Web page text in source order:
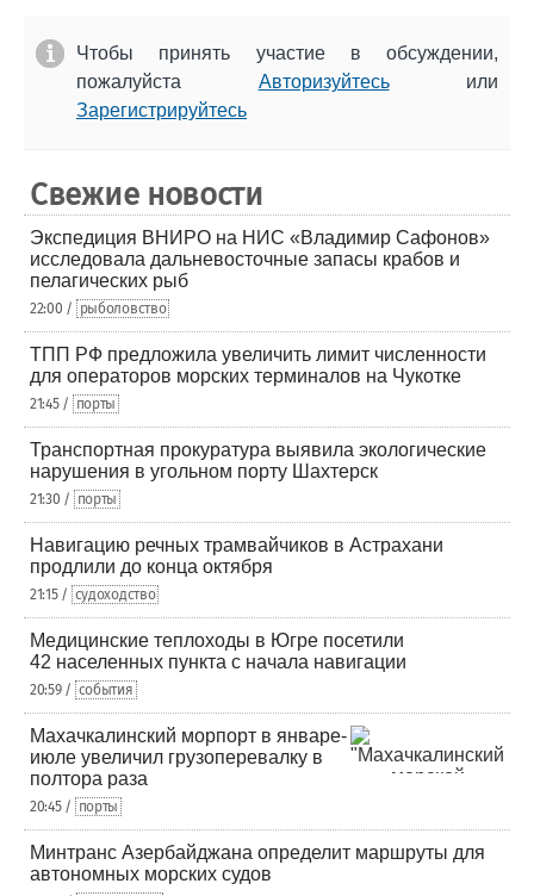
Чтобы принять участие в обсуждении,
пожалуйста Авторизуйтесьили
Зарегистрируйтесь
Свежие новости
Экспедиция ВНИРО на НИС «Владимир Сафонов»
исследовала дальневосточные запасы крабов и
пелагических рыб
22:00 / рыболовство
ТПП РФ предложила увеличить лимит численности
для операторов морских терминалов на Чукотке
21:45 / порты
Транспортная прокуратура выявила экологические
нарушения в угольном порту Шахтерск
21:30 / порты
Навигацию речных трамвайчиков в Астрахани
продлили до конца октября
21:15 / судоходство
Медицинские теплоходы в Югре посетили
42 населенных пункта с начала навигации
20:59 / события
Махачкалинский морпорт в январе-
июле увеличил грузоперевалку в
полтора раза
20:45 / порты
Минтранс Азербайджана определит маршруты для
автономных морских судов